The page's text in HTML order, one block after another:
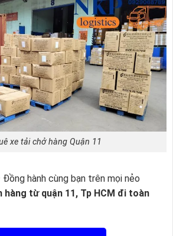
xe tải chở hàng Quận 11
Đồng hành cùng bạn trên mọi nẻo
hàng từ quận 11, Tp HCM đi toàn